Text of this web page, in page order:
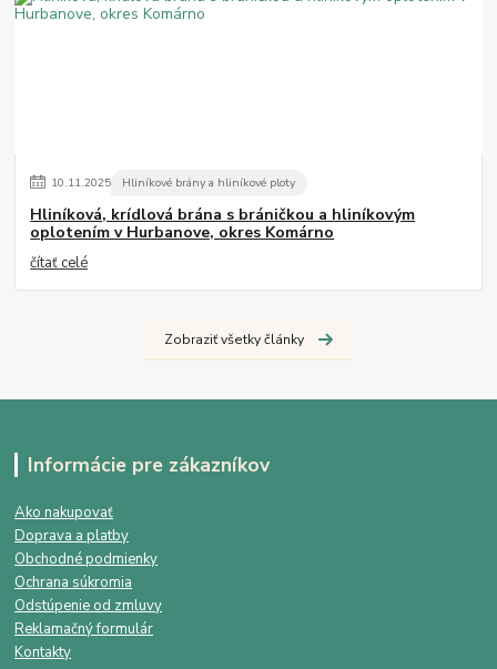
10.11.2025 Hliníkové brány a hliníkové ploty
Hliníková, krídlová brána s bráničkou a hliníkovým
oplotením v Hurbanove, okres Komárno
čítať celé
Zobraziť všetky články
Informácie pre zákazníkov
Ako nakupovať
Doprava a platby
Obchodné podmienky
Ochrana súkromia
Odstúpenie od zmluvy
Reklamačný formulár
Kontakty